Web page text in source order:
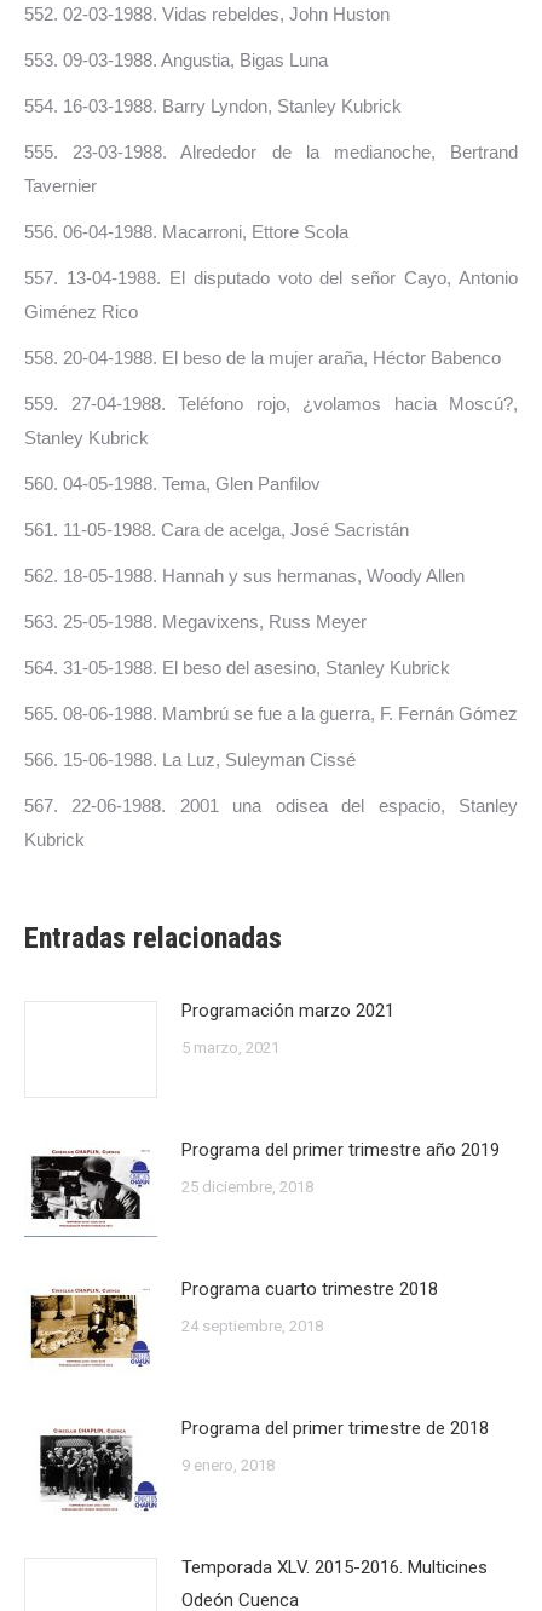
552. 02-03-1988. Vidas rebeldes, John Huston
553. 09-03-1988. Angustia, Bigas Luna
554. 16-03-1988. Barry Lyndon, Stanley Kubrick
555. 23-03-1988. Alrededor de la medianoche, Bertrand
Tavernier
556. 06-04-1988. Macarroni, Ettore Scola
557. 13-04-1988. El disputado voto del señor Cayo, Antonio
Giménez Rico
558. 20-04-1988. El beso de la mujer araña, Héctor Babenco
559. 27-04-1988. Teléfono rojo, ¿volamos hacia Moscú?,
Stanley Kubrick
560. 04-05-1988. Tema, Glen Panfilov
561. 11-05-1988. Cara de acelga, José Sacristán
562. 18-05-1988. Hannah y sus hermanas, Woody Allen
563. 25-05-1988. Megavixens, Russ Meyer
564. 31-05-1988. El beso del asesino, Stanley Kubrick
565. 08-06-1988. Mambrú se fue a la guerra, F. Fernán Gómez
566. 15-06-1988. La Luz, Suleyman Cissé
567. 22-06-1988. 2001 una odisea del espacio, Stanley
Kubrick
Entradas relacionadas
Programación marzo 2021
5 marzo, 2021
Programa del primer trimestre año 2019
25 diciembre, 2018
Programa cuarto trimestre 2018
24 septiembre, 2018
Programa del primer trimestre de 2018
9 enero, 2018
Temporada XLV. 2015-2016. Multicines
Odeón Cuenca